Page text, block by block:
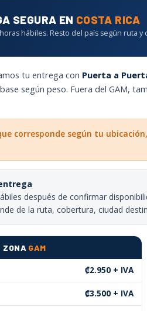
SEGURA EN COSTA RICA
horas hábiles. Resto del país según ruta y
tu entrega con Puerta a
según peso. Fuera del GAM,
corresponde según tu
después de confirmar
de la ruta, cobertura, ciudad
ZONA GAM
₡2.950 + IVA
₡3.500 + IVA